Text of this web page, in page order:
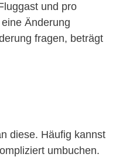
und pro
Änderung
fragen, beträgt
diese. Häufig kannst
umbuchen.